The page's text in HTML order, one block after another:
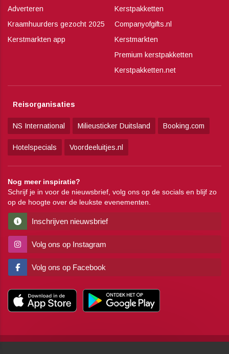
Adverteren
Kraamhuurders gezocht 2025
Kerstmarkten app
Kerstpakketten
Companyofgifts.nl
Kerstmarkten
Premium kerstpakketten
Kerstpakketten.net
Reisorganisaties
NS International Milieusticker Duitsland Booking.com
Hotelspecials Voordeeluitjes.nl
Nog meer inspiratie?
Schrijf je in voor de nieuwsbrief, volg ons op de socials en blijf zo
op de hoogte over de leukste evenementen.
Inschrijven nieuwsbrief
Volg ons op Instagram
Volg ons op Facebook